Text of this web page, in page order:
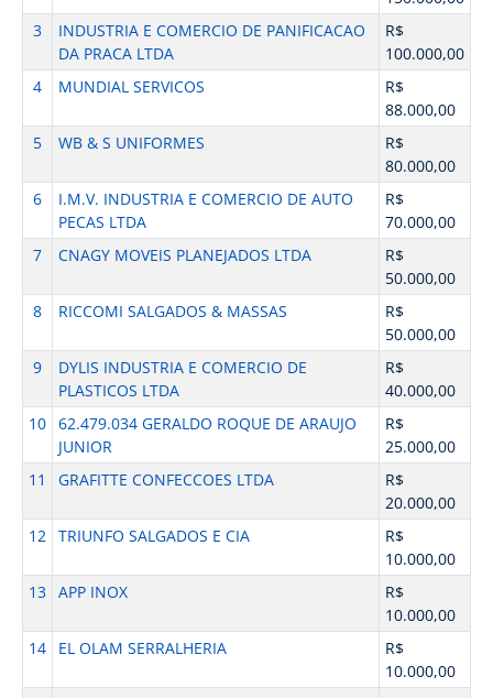
3
INDUSTRIA E COMERCIO DE PANIFICACAO
DA PRACA LTDA
R$
100.000,00
4
MUNDIAL SERVICOS
R$
88.000,00
5
WB & S UNIFORMES
R$
80.000,00
6
I.M.V. INDUSTRIA E COMERCIO DE AUTO
PECAS LTDA
R$
70.000,00
7
CNAGY MOVEIS PLANEJADOS LTDA
R$
50.000,00
8
RICCOMI SALGADOS & MASSAS
R$
50.000,00
9
DYLIS INDUSTRIA E COMERCIO DE
PLASTICOS LTDA
R$
40.000,00
10 62.479.034 GERALDO ROQUE DE ARAUJO
JUNIOR
R$
25.000,00
11
GRAFITTE CONFECCOES LTDA
R$
20.000,00
12 TRIUNFO SALGADOS E CIA
R$
10.000,00
13 APP INOX
R$
10.000,00
14
EL OLAM SERRALHERIA
R$
10.000,00